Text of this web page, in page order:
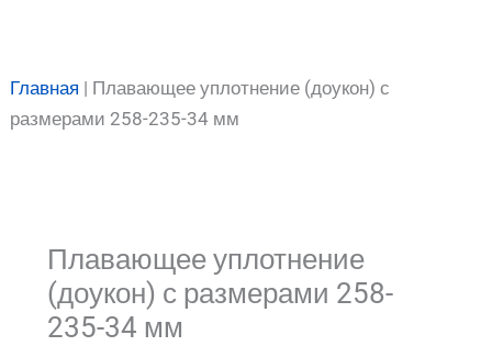
Главная | Плавающее уплотнение (доукон) с
размерами 258-235-34 мм
Плавающее уплотнение
(доукон) с размерами 258-
235-34 мм